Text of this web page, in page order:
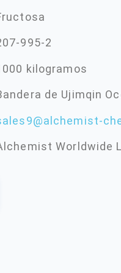
995-2
kilogramos
de Ujimqin
Worldwide